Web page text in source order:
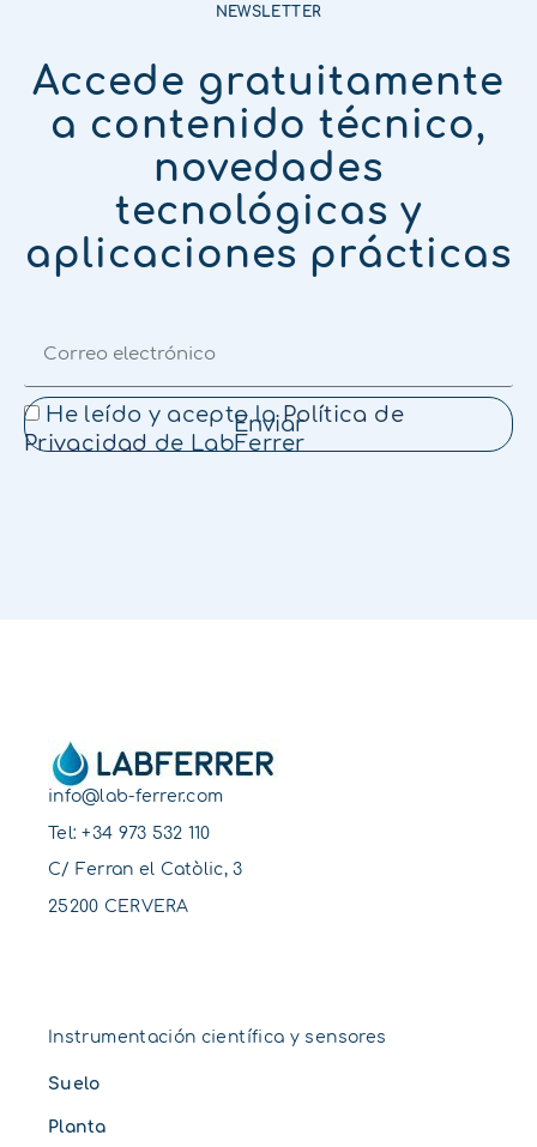
NEWSLETTER
Accede gratuitamente
a contenido técnico,
novedades
tecnológicas y
aplicaciones prácticas
He leído y acepto laPolítica de
Privacidad de LabFerrer
Enviar
info@lab-ferrer.com
Tel:+34 973 532 110
C/ Ferran el Catòlic, 3
25200 CERVERA
Instrumentación científica y sensores
Suelo
Planta